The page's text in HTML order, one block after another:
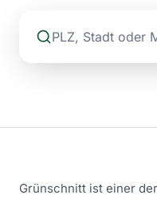
Grünschnitt ist einer